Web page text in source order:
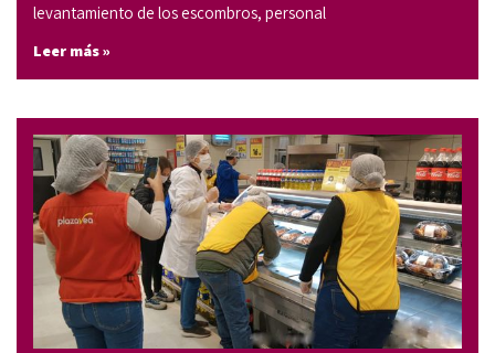
levantamiento de los escombros, personal
Leer más »